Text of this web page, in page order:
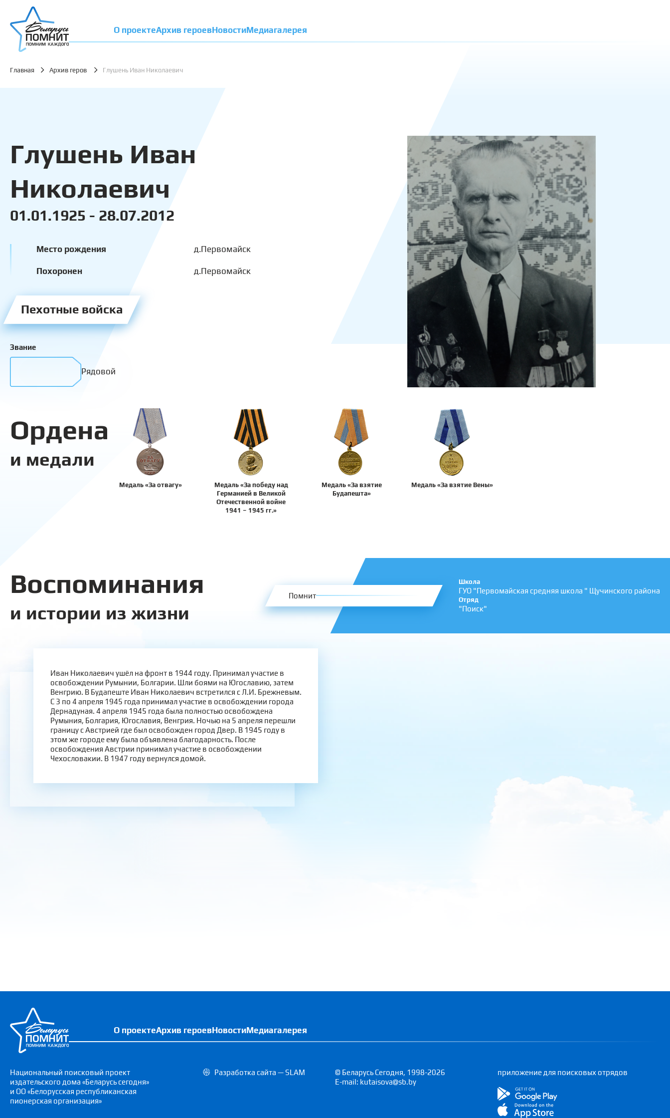
О проектеАрхив героевНовостиМедиагалерея
Главная Архив геров Глушень Иван Николаевич
Глушень Иван
Николаевич
01.01.1925 - 28.07.2012
Место рождения д.Первомайск
Похоронен д.Первомайск
Пехотные войска
Звание
Рядовой
Ордена
и медали
Медаль «За отвагу»
Медаль «За победу над
Германией в Великой
Отечественной войне
1941 – 1945 гг.»
Медаль «За взятие
Будапешта»
Медаль «За взятие Вены»
Воспоминания
и истории из жизни
Помнит
Школа
ГУО "Первомайская средняя школа " Щучинского района
Отряд
"Поиск"
Иван Николаевич ушёл на фронт в 1944 году. Принимал участие в
освобождении Румынии, Болгарии. Шли боями на Югославию, затем
Венгрию. В Будапеште Иван Николаевич встретился с Л.И. Брежневым.
С 3 по 4 апреля 1945 года принимал участие в освобождении города
Дернадуная. 4 апреля 1945 года была полностью освобождена
Румыния, Болгария, Югославия, Венгрия. Ночью на 5 апреля перешли
границу с Австрией где был освобожден город Двер. В 1945 году в
этом же городе ему была объявлена благодарность. После
освобождения Австрии принимал участие в освобождении
Чехословакии. В 1947 году вернулся домой.
О проектеАрхив героевНовостиМедиагалерея
Национальный поисковый проект
издательского дома «Беларусь сегодня»
и ОО «Белорусская республиканская
пионерская организация»
Разработка сайта — SLAM
© Беларусь Сегодня, 1998-2026
E-mail: kutaisova@sb.by
приложение для поисковых отрядов